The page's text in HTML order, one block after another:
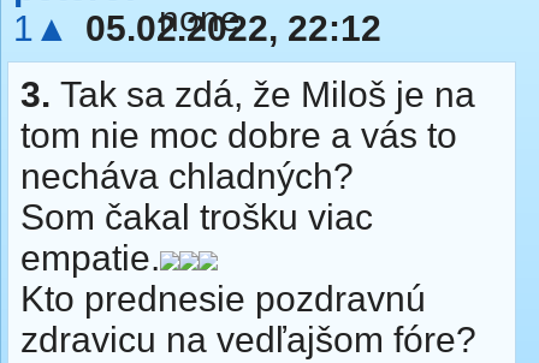
1▲
05.02.2022, 22:12
3. Tak sa zdá, že Miloš je na
tom nie moc dobre a vás to
necháva chladných?
Som čakal trošku viac
empatie.
Kto prednesie pozdravnú
zdravicu na vedľajšom fóre?